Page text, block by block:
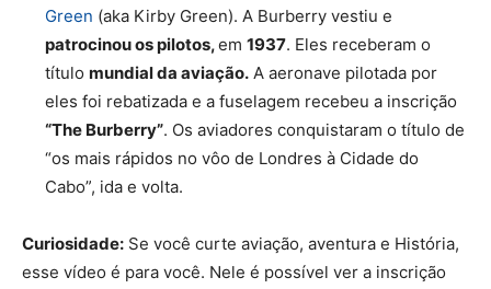
Green (aka Kirby Green). A Burberry vestiu e
patrocinou os pilotos,em 1937. Eles receberam o
título mundial da aviação. A aeronave pilotada por
eles foi rebatizada e a fuselagem recebeu a inscrição
“The Burberry”. Os aviadores conquistaram o título de
“os mais rápidos no vôo de Londres à Cidade do
Cabo”, ida e volta.
Curiosidade: Se você curte aviação, aventura e História,
esse vídeo é para você. Nele é possível ver a inscrição